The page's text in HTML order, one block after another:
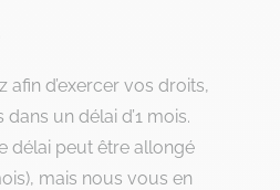
d’exercer vos droits,
un délai d’1 mois.
délai peut être allongé
mais nous vous en